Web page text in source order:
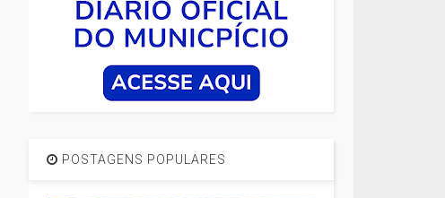
POSTAGENS POPULARES